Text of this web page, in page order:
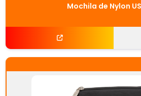
Mochila de Nylon